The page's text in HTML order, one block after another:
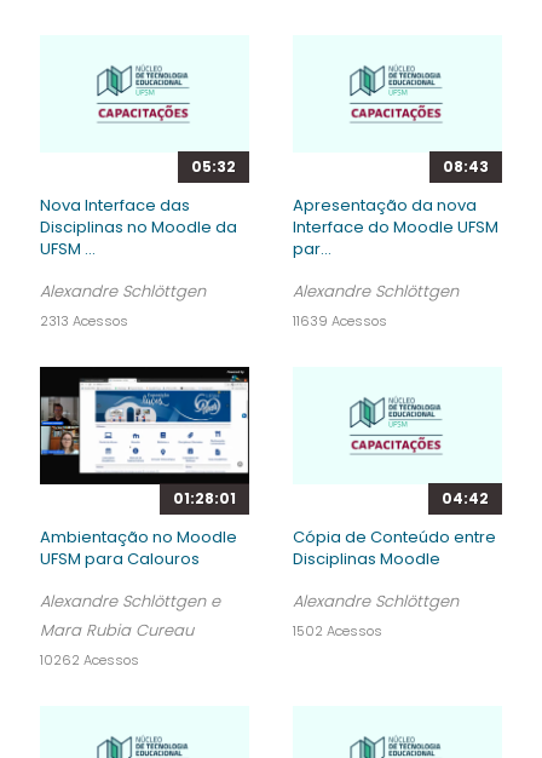
05:32
Nova Interface das
Disciplinas no Moodle da
UFSM ...
Alexandre Schlöttgen
2313 Acessos
08:43
Apresentação da nova
Interface do Moodle UFSM
par...
Alexandre Schlöttgen
11639 Acessos
01:28:01
Ambientação no Moodle
UFSM para Calouros
Alexandre Schlöttgen e
Mara Rubia Cureau
10262 Acessos
04:42
Cópia de Conteúdo entre
Disciplinas Moodle
Alexandre Schlöttgen
1502 Acessos